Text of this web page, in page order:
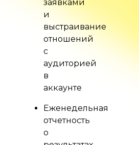
заявками
и
выстраивание
отношений
с
аудиторией
в
аккаунте
Еженедельная
отчетность
о